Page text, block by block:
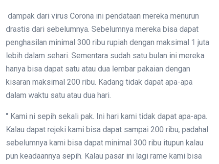
dampak dari virus Corona ini pendataan mereka menurun
drastis dari sebelumnya. Sebelumnya mereka bisa dapat
penghasilan minimal 300 ribu rupiah dengan maksimal 1 juta
lebih dalam sehari. Sementara sudah satu bulan ini mereka
hanya bisa dapat satu atau dua lembar pakaian dengan
kisaran maksimal 200 ribu. Kadang tidak dapat apa-apa
dalam waktu satu atau dua hari.
" Kami ni sepih sekali pak. Ini hari kami tidak dapat apa-apa.
Kalau dapat rejeki kami bisa dapat sampai 200 ribu, padahal
sebelumnya kami bisa dapat minimal 300 ribu itupun kalau
pun keadaannya sepih. Kalau pasar ini lagi rame kami bisa